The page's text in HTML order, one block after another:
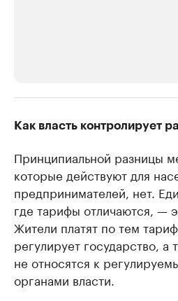
Управляйте страницей компании и
бренды спикеров бизнеса
Как власть контролирует
Принципиальной разницы
которые действуют для
предпринимателей, нет.
где тарифы отличаются, —
Жители платят по тем
регулирует государство, а
не относятся к
органами власти.